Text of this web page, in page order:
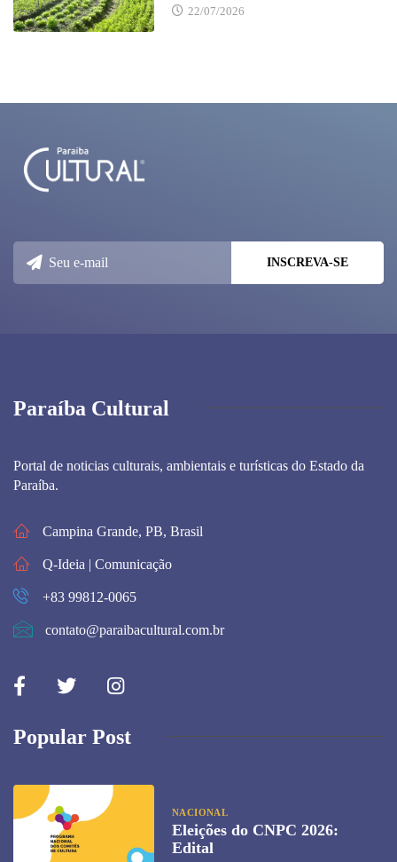
22/07/2026
Paraíba Cultural
Portal de noticias culturais, ambientais e turísticas do Estado da
Paraíba.
Campina Grande, PB, Brasil
Q-Ideia | Comunicação
+83 99812-0065
contato@paraibacultural.com.br
Popular Post
NACIONAL
Eleições do CNPC 2026:
Edital